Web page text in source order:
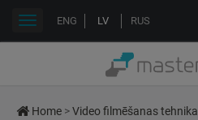
ENG LV RUS
Toggle
Home >Video filmēšanas tehnika